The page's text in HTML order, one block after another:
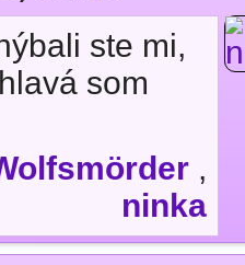
ste mi,
som
,
ninka